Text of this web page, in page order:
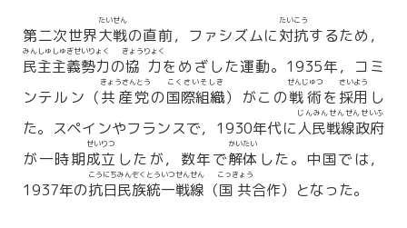
第二次世界大戦
たいせん
の直前，ファシズムに対抗
たいこう
するため，
民主主義勢力
みんしゅしゅぎせいりょく
の協力
きょうりょく
をめざした運動。1935年，コミ
ンテルン（共産党
きょうさんとう
の国際組織
こくさいそしき
）がこの戦術
せんじゅつ
を 採用
さいよう
し
た。スペインやフランスで，1930年代に人民戦線政府
じんみんせんせんせいふ
が一時期成立
せいりつ
したが，数年で解体
かいたい
した。中国では，
1937年の抗日民族統一戦線
こうにちみんぞくとういつせんせん
（国共
こっきょう
合作）となった。